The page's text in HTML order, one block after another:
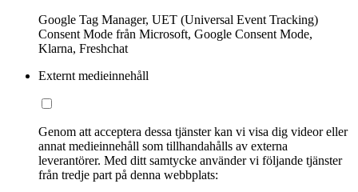
Google Tag Manager, UET (Universal Event Tracking)
Consent Mode från Microsoft, Google Consent Mode,
Klarna, Freshchat
Externt medieinnehåll
Genom att acceptera dessa tjänster kan vi visa dig videor eller
annat medieinnehåll som tillhandahålls av externa
leverantörer. Med ditt samtycke använder vi följande tjänster
från tredje part på denna webbplats: